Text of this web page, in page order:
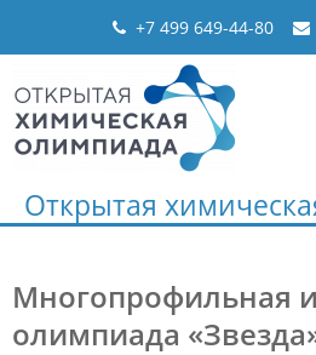
+7 499 649-44-80
Открытая
Многопрофильная
олимпиада